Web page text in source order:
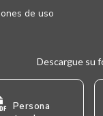
de uso
Descargue su
Persona